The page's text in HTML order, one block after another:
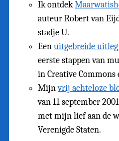
Ik ontdek
auteur Robert van
stadje U.
Eenuitgebreide uitleg
eerste stappen van
in Creative
Mijnvrij achteloze
van 11 september
met mijn lief aan de
Verenigde Staten.